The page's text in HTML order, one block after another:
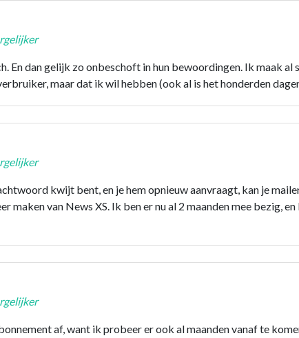
En dan gelijk zo onbeschoft in hun bewoordingen. Ik maak al
maar dat ik wil hebben (ook al is het honderden
kwijt bent, en je hem opnieuw aanvraagt, kan je
maken van News XS. Ik ben er nu al 2 maanden mee bezig,
af, want ik probeer er ook al maanden vanaf te